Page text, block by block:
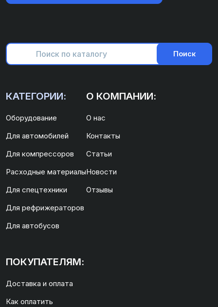
Поиск
КАТЕГОРИИ:
Оборудование
Для автомобилей
Для компрессоров
Расходные материалы
Для спецтехники
Для рефрижераторов
Для автобусов
О КОМПАНИИ:
О нас
Контакты
Статьи
Новости
Отзывы
ПОКУПАТЕЛЯМ:
Доставка и оплата
Как оплатить